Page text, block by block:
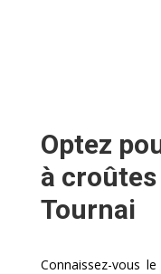
Optez
à
Tournai
Connaissez-vous